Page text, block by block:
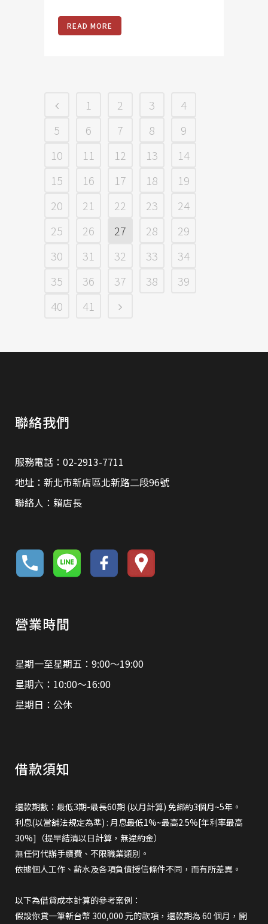
READ MORE
1 2 3
4
5
6 7 8
9
10
11 12 13
14
15
16 17 18
19
20
21 22 23
24
25
26 27 28
29
30
31 32 33
34
35
36 37 38
39
40
41
聯絡我們
服務電話：02-2913-7711
地址：新北市新店區北新路二段96號
聯絡人：賴店長
營業時間
星期一至星期五：9:00～19:00
星期六：10:00～16:00
星期日：公休
借款須知
還款期數：最低3期-最長60期 (以月計算) 免綁約3個月~5年。
利息(以當舖法規定為準) : 月息最低1%~最高2.5%[年利率最高
30%]（提早結清以日計算，無違約金）
無任何代辦手續費、不限職業類別。
依據個人工作、薪水及各項負債授信條件不同，而有所差異。
以下為借貸成本計算的參考案例：
假設你貸一筆新台幣 300,000 元的款項，還款期為 60 個月，開